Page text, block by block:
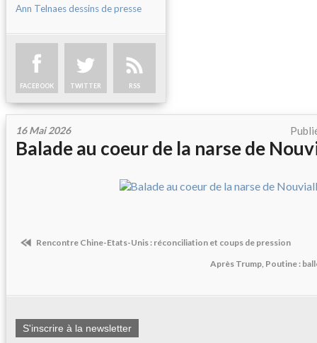
Ann Telnaes dessins de presse
FACEBOOK TWITTER RSS
16 Mai 2026
Balade au coeur de la narse de
Rencontre Chine-Etats-Unis : réconciliation et coups de pression
Après Trump, Poutine :
S'inscrire à la newsletter